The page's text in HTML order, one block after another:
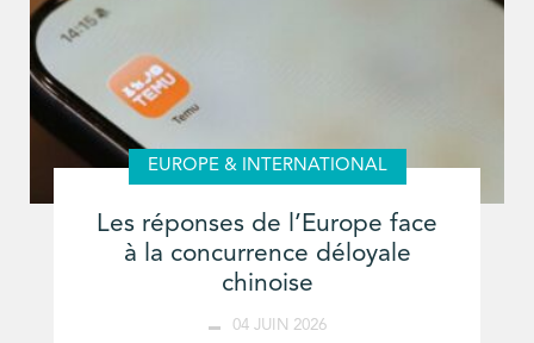
EUROPE & INTERNATIONAL
Les réponses de l’Europe face
à la concurrence déloyale
chinoise
04 JUIN 2026